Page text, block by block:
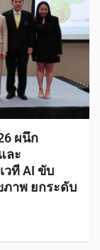
ผนึก
ละ
วที AI ขับ
าพ ยกระดับ